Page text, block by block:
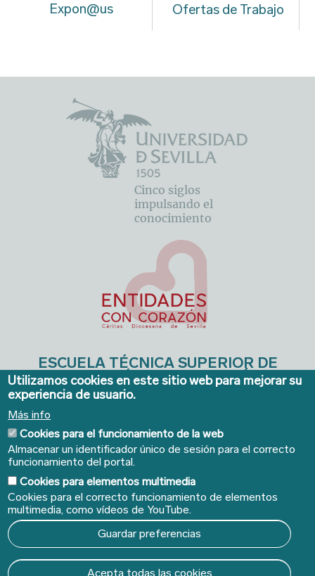
Expon@us Ofertas de Trabajo
Cinco siglos
impulsando el
conocimiento
ESCUELA TÉCNICA SUPERIOR DE
INGENIERÍA DE EDIFICACIÓN
Avda. de la Reina Mercedes, 4A - Sevilla 41012. Teléfonos:
© Copyright 2022 Universidad de Sevilla - Todos los
Utilizamos cookies en este sitio web para mejorar su
experiencia de usuario.
Más info
Cookies para el funcionamiento de la web
Almacenar un identificador único de sesión para el correcto
funcionamiento del portal.
Cookies para elementos multimedia
Cookies para el correcto funcionamiento de elementos
multimedia, como vídeos de YouTube.
Guardar preferencias
Acepta todas las cookies